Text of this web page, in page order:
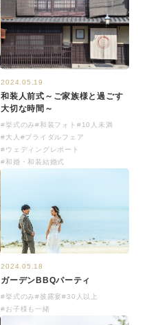
2024.05.19
和装人前式～ご家族様と過ごす
大切な時間～
#挙式のみ#和装フォト #10人未満
#大人 #ブライダルフェア
#ウェディングレポート
#和婚・和装結婚式
2024.05.18
ガーデンBBQパーティ
#挙式のみ#披露宴#30人以上
#お子様も一緒